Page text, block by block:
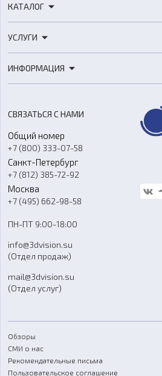
КАТАЛОГ
3D-сканеры
Расходные материалы
Оборудование и материалы для
Аксессуары и прочее оборудование
Программное обеспечение
УСЛУГИ
3D-моделирование
Ремонт и услуги
ИНФОРМАЦИЯ
О компании
Контакты
Гос. закупки
Стать дилером
Блог
FAQ
СВЯЗАТЬСЯ С НАМИ
Общий номер
+7 (800) 333-07-58
Санкт-Петербург
+7 (812) 385-72-92
Москва
+7 (495) 662-98-58
ПН-ПТ 9:00-18:00
info@3dvision.su
(Отдел продаж)
mail@3dvision.su
(Отдел услуг)
Обзоры
СМИ о нас
Рекомендательные письма
Пользовательское соглашение